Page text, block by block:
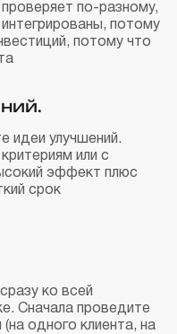
по-разному,
потому
потому что
идеи улучшений.
или с
эффект плюс
срок
ко всей
Сначала проведите
одного клиента, на